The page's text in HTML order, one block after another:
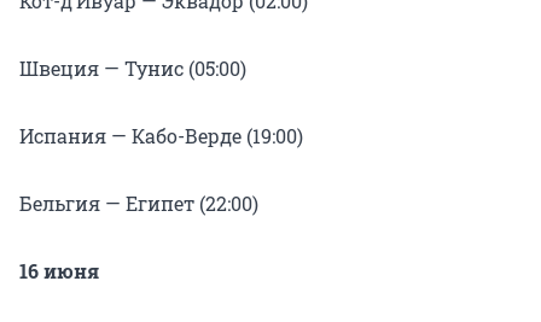
Швеция — Тунис (05:00)
Испания — Кабо-Верде (19:00)
Бельгия — Египет (22:00)
16 июня